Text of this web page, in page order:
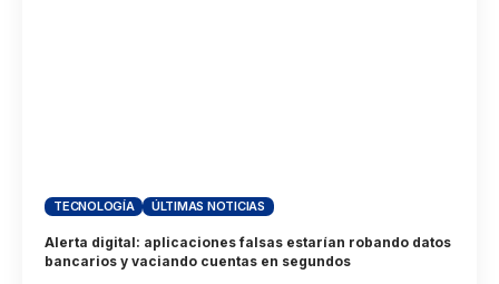
TECNOLOGÍA ÚLTIMAS NOTICIAS
Alerta digital: aplicaciones falsas estarían robando datos
bancarios y vaciando cuentas en segundos